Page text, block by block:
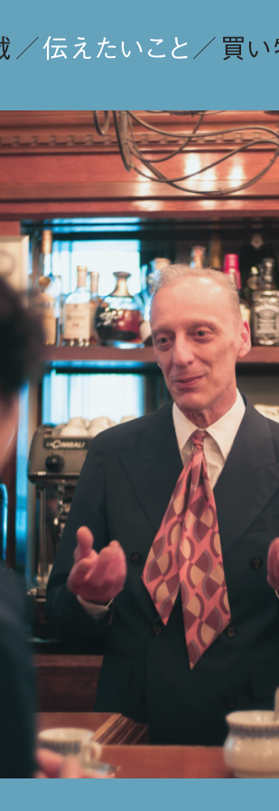
伝えたいこと 買い